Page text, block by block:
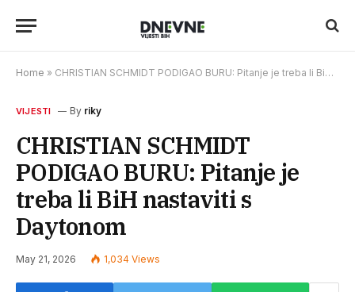
Home » CHRISTIAN SCHMIDT PODIGAO BURU: Pitanje je treba li BiH nastaviti s Daytonom
VIJESTI By riky
CHRISTIAN SCHMIDT
PODIGAO BURU: Pitanje je
treba li BiH nastaviti s
Daytonom
May 21, 2026 1,034 Views